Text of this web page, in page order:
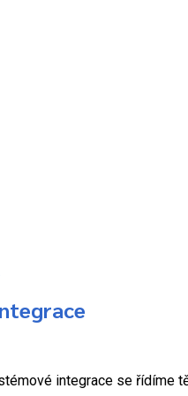
integrace se řídíme